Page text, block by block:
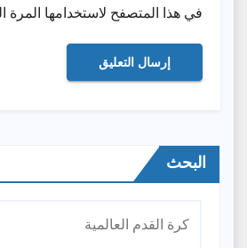
في هذا المتصفح لاستخدامها المرة
البحث